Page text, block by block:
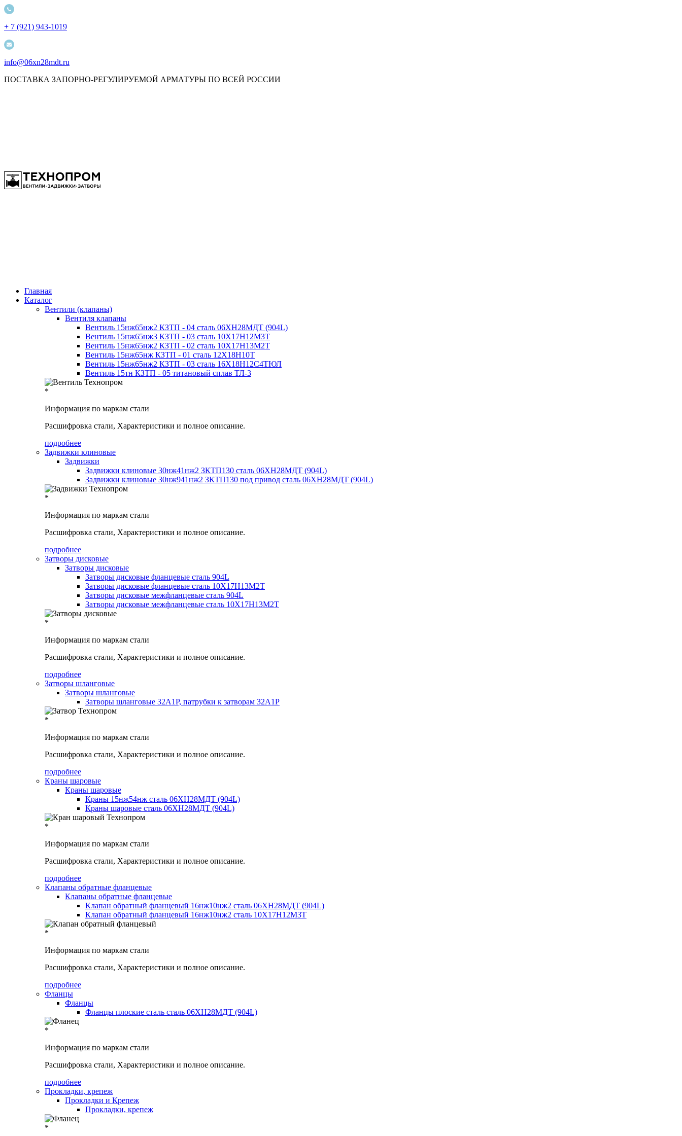
+ 7 (921) 943-1019
info@06xn28mdt.ru
ПОСТАВКА ЗАПОРНО-РЕГУЛИРУЕМОЙ АРМАТУРЫ ПО ВСЕЙ РОССИИ
Главная
Каталог
Вентили (клапаны)
Вентиля клапаны
Вентиль 15нж65нж2 КЗТП - 04 сталь 06ХН28МДТ (904L)
Вентиль 15нж65нж3 КЗТП - 03 сталь 10Х17Н12М3Т
Вентиль 15нж65нж2 КЗТП - 02 сталь 10Х17Н13М2Т
Вентиль 15нж65нж КЗТП - 01 сталь 12Х18Н10Т
Вентиль 15нж65нж2 КЗТП - 03 сталь 16Х18Н12С4ТЮЛ
Вентиль 15тн КЗТП - 05 титановый сплав ТЛ-3
*
Информация по маркам стали
Расшифровка стали, Характеристики и полное описание.
подробнее
Задвижки клиновые
Задвижки
Задвижки клиновые 30нж41нж2 ЗКТП130 сталь 06ХН28МДТ (904L)
Задвижки клиновые 30нж941нж2 ЗКТП130 под привод сталь 06ХН28МДТ (904L)
*
Информация по маркам стали
Расшифровка стали, Характеристики и полное описание.
подробнее
Затворы дисковые
Затворы дисковые
Затворы дисковые фланцевые сталь 904L
Затворы дисковые фланцевые сталь 10Х17Н13М2Т
Затворы дисковые межфланцевые сталь 904L
Затворы дисковые межфланцевые сталь 10Х17Н13М2Т
*
Информация по маркам стали
Расшифровка стали, Характеристики и полное описание.
подробнее
Затворы шланговые
Затворы шланговые
Затворы шланговые 32А1Р, патрубки к затворам 32А1Р
*
Информация по маркам стали
Расшифровка стали, Характеристики и полное описание.
подробнее
Краны шаровые
Краны шаровые
Краны 15нж54нж сталь 06ХН28МДТ (904L)
Краны шаровые сталь 06ХН28МДТ (904L)
*
Информация по маркам стали
Расшифровка стали, Характеристики и полное описание.
подробнее
Клапаны обратные фланцевые
Клапаны обратные фланцевые
Клапан обратный фланцевый 16нж10нж2 сталь 06ХН28МДТ (904L)
Клапан обратный фланцевый 16нж10нж2 сталь 10Х17Н12М3Т
*
Информация по маркам стали
Расшифровка стали, Характеристики и полное описание.
подробнее
Фланцы
Фланцы
Фланцы плоские сталь сталь 06ХН28МДТ (904L)
*
Информация по маркам стали
Расшифровка стали, Характеристики и полное описание.
подробнее
Прокладки, крепеж
Прокладки и Крепеж
Прокладки, крепеж
*